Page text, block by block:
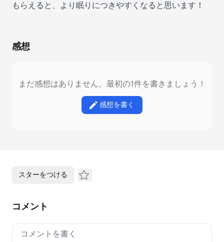
もらえると、より眠りにつきやすくなると思います！
感想
まだ感想はありません。最初の1件を書きましょう！
感想を書く
スターをつける
コメント
Your comment